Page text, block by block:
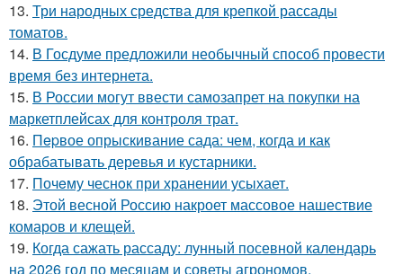
13. Три народных средства для крепкой рассады
томатов.
14. В Госдуме предложили необычный способ провести
время без интернета.
15. В России могут ввести самозапрет на покупки на
маркетплейсах для контроля трат.
16. Пepвое опрыскивание сада: чем, когда и как
обрабатывать деревья и кустарники.
17. Почeму чеснoк при хранении усыхает.
18. Этой весной Россию накроет массовое нашествие
комаров и клещей.
19. Когда сажать рассаду: лунный посевной календарь
на 2026 год по месяцам и советы агрономов.